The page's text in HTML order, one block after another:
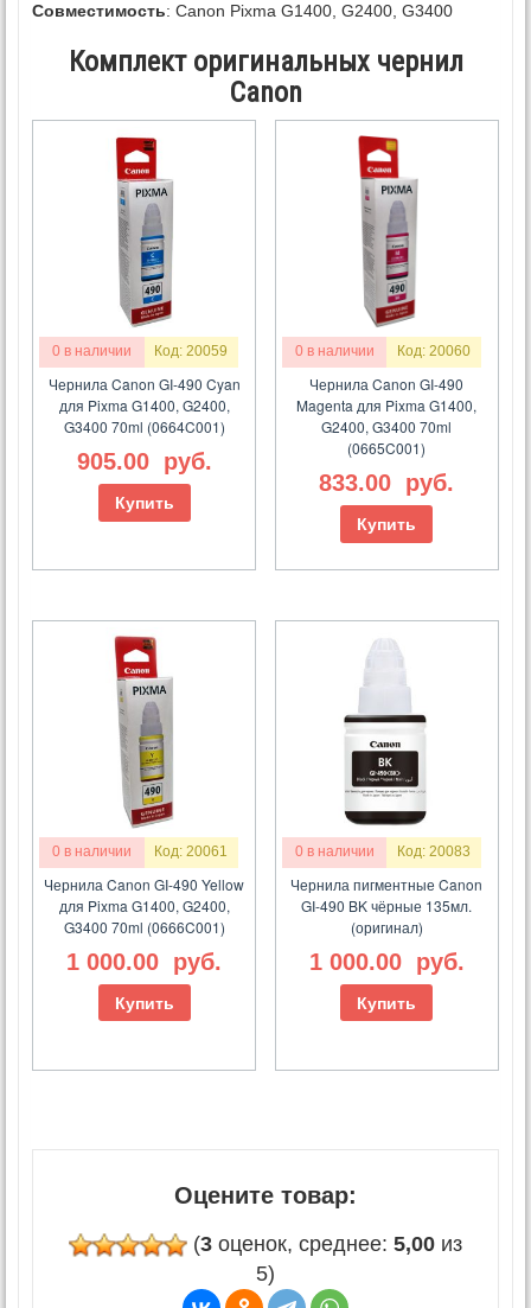
Совместимость: Canon Pixma G1400, G2400, G3400
Комплект оригинальных чернил
Canon
0 в наличии Код: 20059
Чернила Canon GI-490 Cyan
для Pixma G1400, G2400,
G3400 70ml (0664C001)
905.00 руб.
Купить
0 в наличии Код: 20060
Чернила Canon GI-490
Magenta для Pixma G1400,
G2400, G3400 70ml
(0665C001)
833.00 руб.
Купить
0 в наличии Код: 20061
Чернила Canon GI-490 Yellow
для Pixma G1400, G2400,
G3400 70ml (0666C001)
1 000.00 руб.
Купить
0 в наличии Код: 20083
Чернила пигментные Canon
GI-490 BK чёрные 135мл.
(оригинал)
1 000.00 руб.
Купить
Оцените товар:
(3 оценок, среднее: 5,00 из
5)